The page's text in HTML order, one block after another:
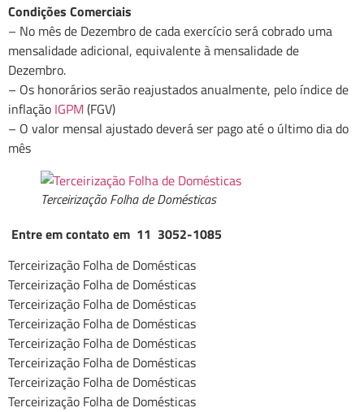
Condições Comerciais
– No mês de Dezembro de cada exercício será cobrado uma
mensalidade adicional, equivalente à mensalidade de
Dezembro.
– Os honorários serão reajustados anualmente, pelo índice de
inflação IGPM (FGV)
– O valor mensal ajustado deverá ser pago até o último dia do
mês
Terceirização Folha de Domésticas
Entre em contato em 11 3052-1085
Terceirização Folha de Domésticas
Terceirização Folha de Domésticas
Terceirização Folha de Domésticas
Terceirização Folha de Domésticas
Terceirização Folha de Domésticas
Terceirização Folha de Domésticas
Terceirização Folha de Domésticas
Terceirização Folha de Domésticas